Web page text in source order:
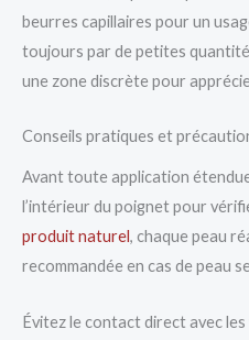
beurres capillaires pour un
toujours par de petites
une zone discrète pour
Conseils pratiques et
Avant toute application
l’intérieur du poignet pour
produit naturel, chaque peau
recommandée en cas de peau
Évitez le contact direct avec les